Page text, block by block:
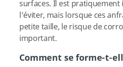
surfaces. Il est pratiquement
l’éviter, mais lorsque ces
petite taille, le risque de
important.
Comment se forme-t-